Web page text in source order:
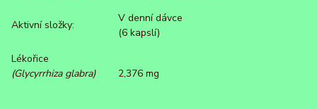
Aktivní složky:
V denní dávce
(6 kapslí)
Lékořice
(Glycyrrhiza glabra)
2,376 mg